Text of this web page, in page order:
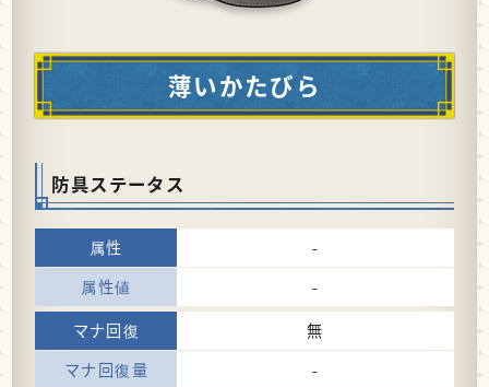
薄いかたびら
防具ステータス
-
-
無
-